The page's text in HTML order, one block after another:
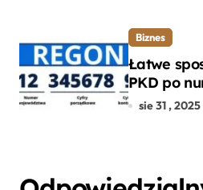
Biznes
Łatwe
PKD po
kilku
sie 31 , 2025